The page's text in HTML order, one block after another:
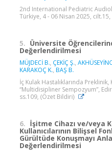
2nd International Pediatric
Türkiye, 4 - 06 Nisan 2025,
5. Üniversite
Değerlendirilmesi
MÜJDECİ B., ÇEKİÇ Ş.,
KARAKOÇ K., BAŞ B.
İç Kulak Hastalıklarında
“Multidisipliner Sempozyum”,
ss.109, (Özet Bildiri)
6. İşitme Cihazı ve/veya
Kullanıcılarının Bilişsel
Gürültüde Konuşmayı
Değerlendirilmesi